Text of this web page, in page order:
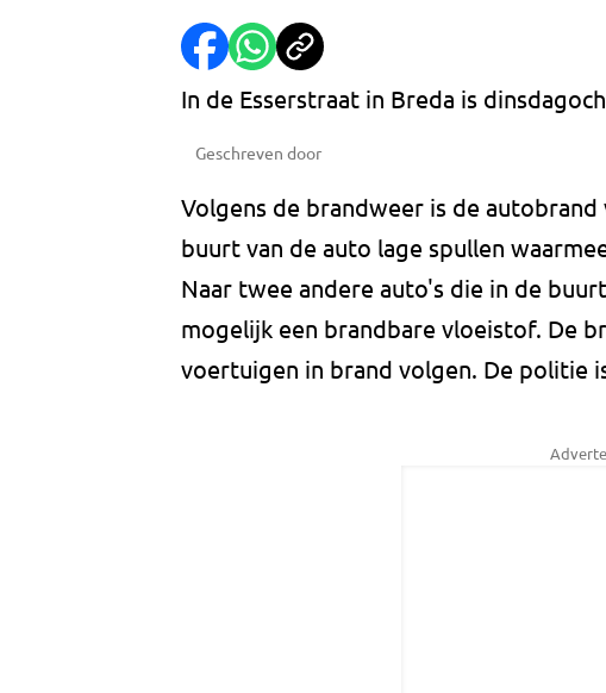
In de Esserstraat in Breda is
Geschreven door
Volgens de brandweer is de
buurt van de auto lage spullen
Naar twee andere auto's die in de
mogelijk een brandbare vloeistof. De
voertuigen in brand volgen. De politie